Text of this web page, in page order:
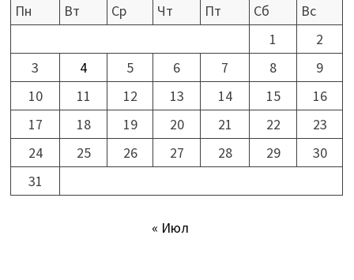
Пн
Вт Ср Чт Пт Сб
Вс
1
2
3
4 5 6 7 8
9
10
11 12 13 14 15
16
17
18 19 20 21 22
23
24
25 26 27 28 29
30
31
« Июл